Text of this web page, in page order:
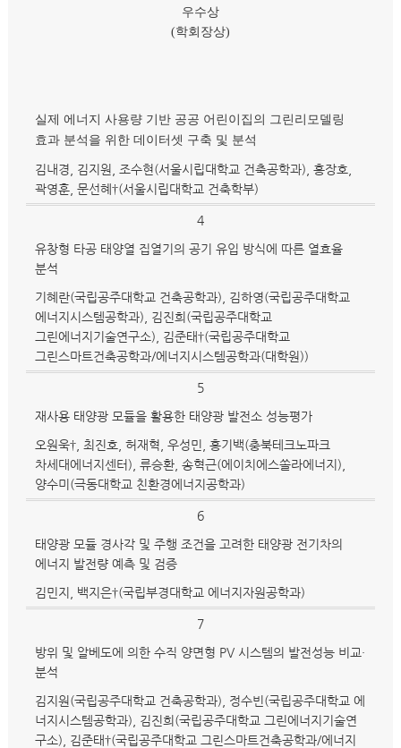
우수상
(학회장상)
실제 에너지 사용량 기반 공공 어린이집의 그린리모델링
효과 분석을 위한 데이터셋 구축 및 분석
김내경, 김지원, 조수현(서울시립대학교 건축공학과), 홍장호,
곽영훈, 문선혜†(서울시립대학교 건축학부)
4
유창형 타공 태양열 집열기의 공기 유입 방식에 따른 열효율
분석
기혜란(국립공주대학교 건축공학과), 김하영(국립공주대학교
에너지시스템공학과), 김진희(국립공주대학교
그린에너지기술연구소), 김준태†(국립공주대학교
그린스마트건축공학과/에너지시스템공학과(대학원))
5
재사용 태양광 모듈을 활용한 태양광 발전소 성능평가
오원욱†, 최진호, 허재혁, 우성민, 홍기백(충북테크노파크
차세대에너지센터), 류승환, 송혁근(에이치에스쏠라에너지),
양수미(극동대학교 친환경에너지공학과)
6
태양광 모듈 경사각 및 주행 조건을 고려한 태양광 전기차의
에너지 발전량 예측 및 검증
김민지, 백지은†(국립부경대학교 에너지자원공학과)
7
방위 및 알베도에 의한 수직 양면형 PV 시스템의 발전성능 비교·
분석
김지원(국립공주대학교 건축공학과), 정수빈(국립공주대학교 에
너지시스템공학과), 김진희(국립공주대학교 그린에너지기술연
구소), 김준태†(국립공주대학교 그린스마트건축공학과/에너지